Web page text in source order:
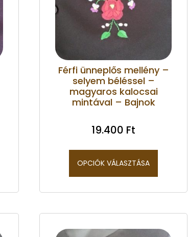
Férfi ünneplős mellény –
selyem béléssel –
magyaros kalocsai
mintával – Bajnok
19.400 Ft
OPCIÓK VÁLASZTÁSA